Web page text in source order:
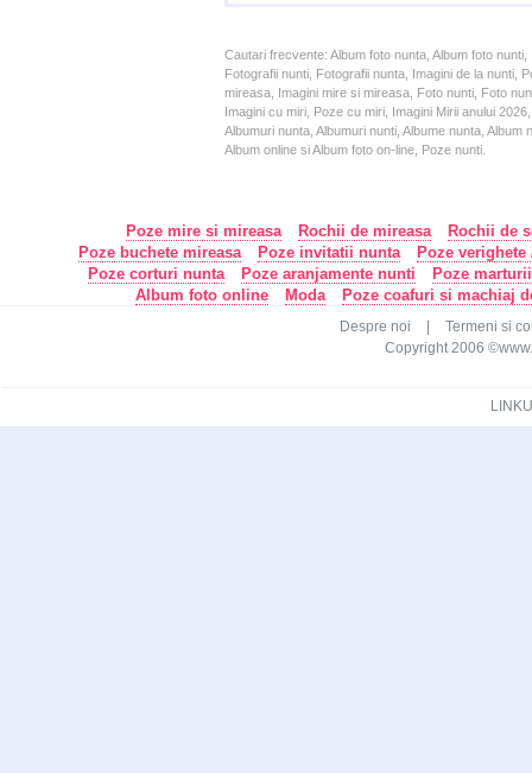
Cautari frecvente: Album foto nunta, Album foto
Fotografii nunti, Fotografii nunta, Imagini de la nunti,
mireasa, Imagini mire si mireasa, Foto nunti, Foto
Imagini cu miri, Poze cu miri, Imagini Mirii anului
Albumuri nunta, Albumuri nunti, Albume nunta,
Album online si Album foto on-line, Poze nunti.
Poze mire si mireasa Rochii de mireasa
Rochii de
Poze buchete mireasa
Poze invitatii nunta
Poze
Poze corturi nunta
Poze aranjamente nunti
Poze
Album foto online
Moda Poze coafuri si machiaj
Despre noi
Termeni si
Copyright 2006